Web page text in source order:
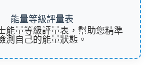
能量等級評量表
能量等級評量表，幫助您精準
測自己的能量狀態。